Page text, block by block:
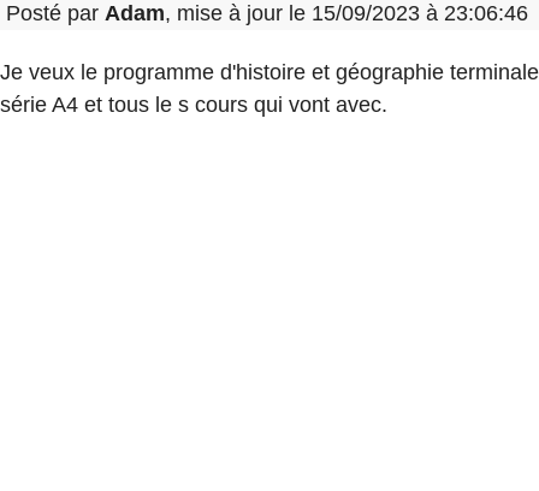
Posté par Adam, mise à jour le 15/09/2023 à 23:06:46
Je veux le programme d'histoire et géographie terminale
série A4 et tous le s cours qui vont avec.